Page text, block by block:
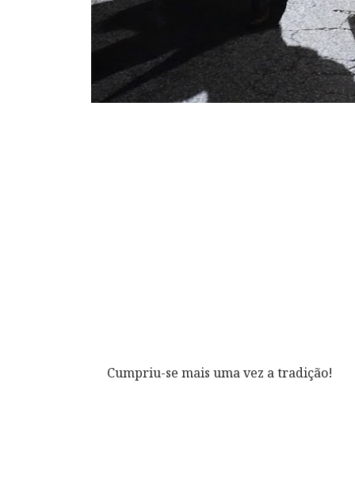
Cumpriu-se mais uma vez a tradição!